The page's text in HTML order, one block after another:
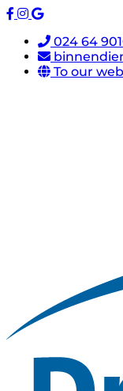
024 64
To our